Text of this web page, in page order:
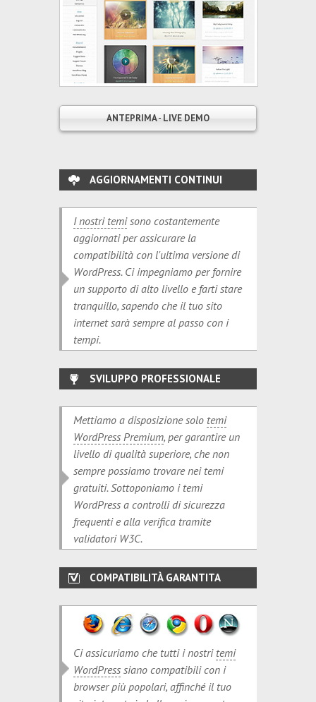
ANTEPRIMA - LIVE DEMO
AGGIORNAMENTI CONTINUI
I nostri temisono costantemente
aggiornati per assicurare la
compatibilità con l'ultima versione di
WordPress. Ci impegniamo per fornire
un supporto di alto livello e farti stare
tranquillo, sapendo che il tuo sito
internet sarà sempre al passo con i
tempi.
SVILUPPO PROFESSIONALE
Mettiamo a disposizione solo temi
WordPress Premium, per garantire un
livello di qualità superiore, che non
sempre possiamo trovare nei temi
gratuiti. Sottoponiamo i temi
WordPress a controlli di sicurezza
frequenti e alla verifica tramite
validatori W3C.
COMPATIBILITÀ GARANTITA
Ci assicuriamo che tutti i nostri temi
WordPress siano compatibili con i
browser più popolari, affinché il tuo